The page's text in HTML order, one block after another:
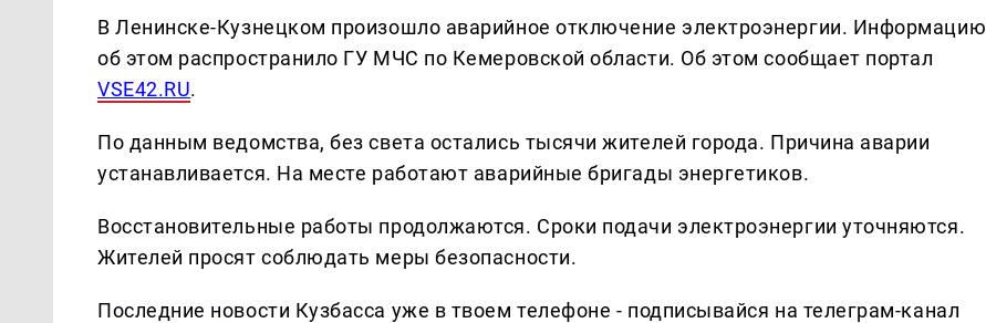
В Ленинске-Кузнецком произошло аварийное отключение электроэнергии. Информацию
об этом распространило ГУ МЧС по Кемеровской области. Об этом сообщает портал
VSE42.RU.
По данным ведомства, без света остались тысячи жителей города. Причина аварии
устанавливается. На месте работают аварийные бригады энергетиков.
Восстановительные работы продолжаются. Сроки подачи электроэнергии уточняются.
Жителей просят соблюдать меры безопасности.
Последние новости Кузбасса уже в твоем телефоне - подписывайся на телеграм-канал